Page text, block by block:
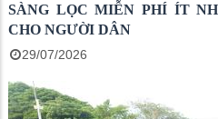
SÀNG LỌC MIỄN PHÍ ÍT
CHO NGƯỜI DÂN
29/07/2026